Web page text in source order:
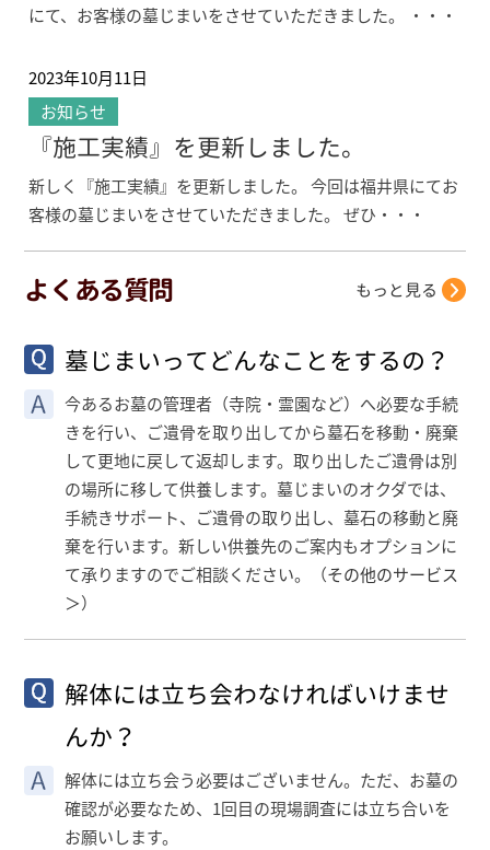
にて、お客様の墓じまいをさせていただきました。 ・・・
2023年10月11日
お知らせ
『施工実績』を更新しました。
新しく『施工実績』を更新しました。 今回は福井県にてお
客様の墓じまいをさせていただきました。 ぜひ・・・
よくある質問 もっと見る
墓じまいってどんなことをするの？
今あるお墓の管理者（寺院・霊園など）へ必要な手続
きを行い、ご遺骨を取り出してから墓石を移動・廃棄
して更地に戻して返却します。取り出したご遺骨は別
の場所に移して供養します。墓じまいのオクダでは、
手続きサポート、ご遺骨の取り出し、墓石の移動と廃
棄を行います。新しい供養先のご案内もオプションに
て承りますのでご相談ください。（その他のサービス
＞）
解体には立ち会わなければいけませ
んか？
解体には立ち会う必要はございません。ただ、お墓の
確認が必要なため、1回目の現場調査には立ち合いを
お願いします。